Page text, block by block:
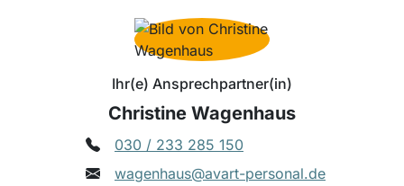
Ihr(e) Ansprechpartner(in)
Christine Wagenhaus
030 / 233 285 150
wagenhaus@avart-personal.de